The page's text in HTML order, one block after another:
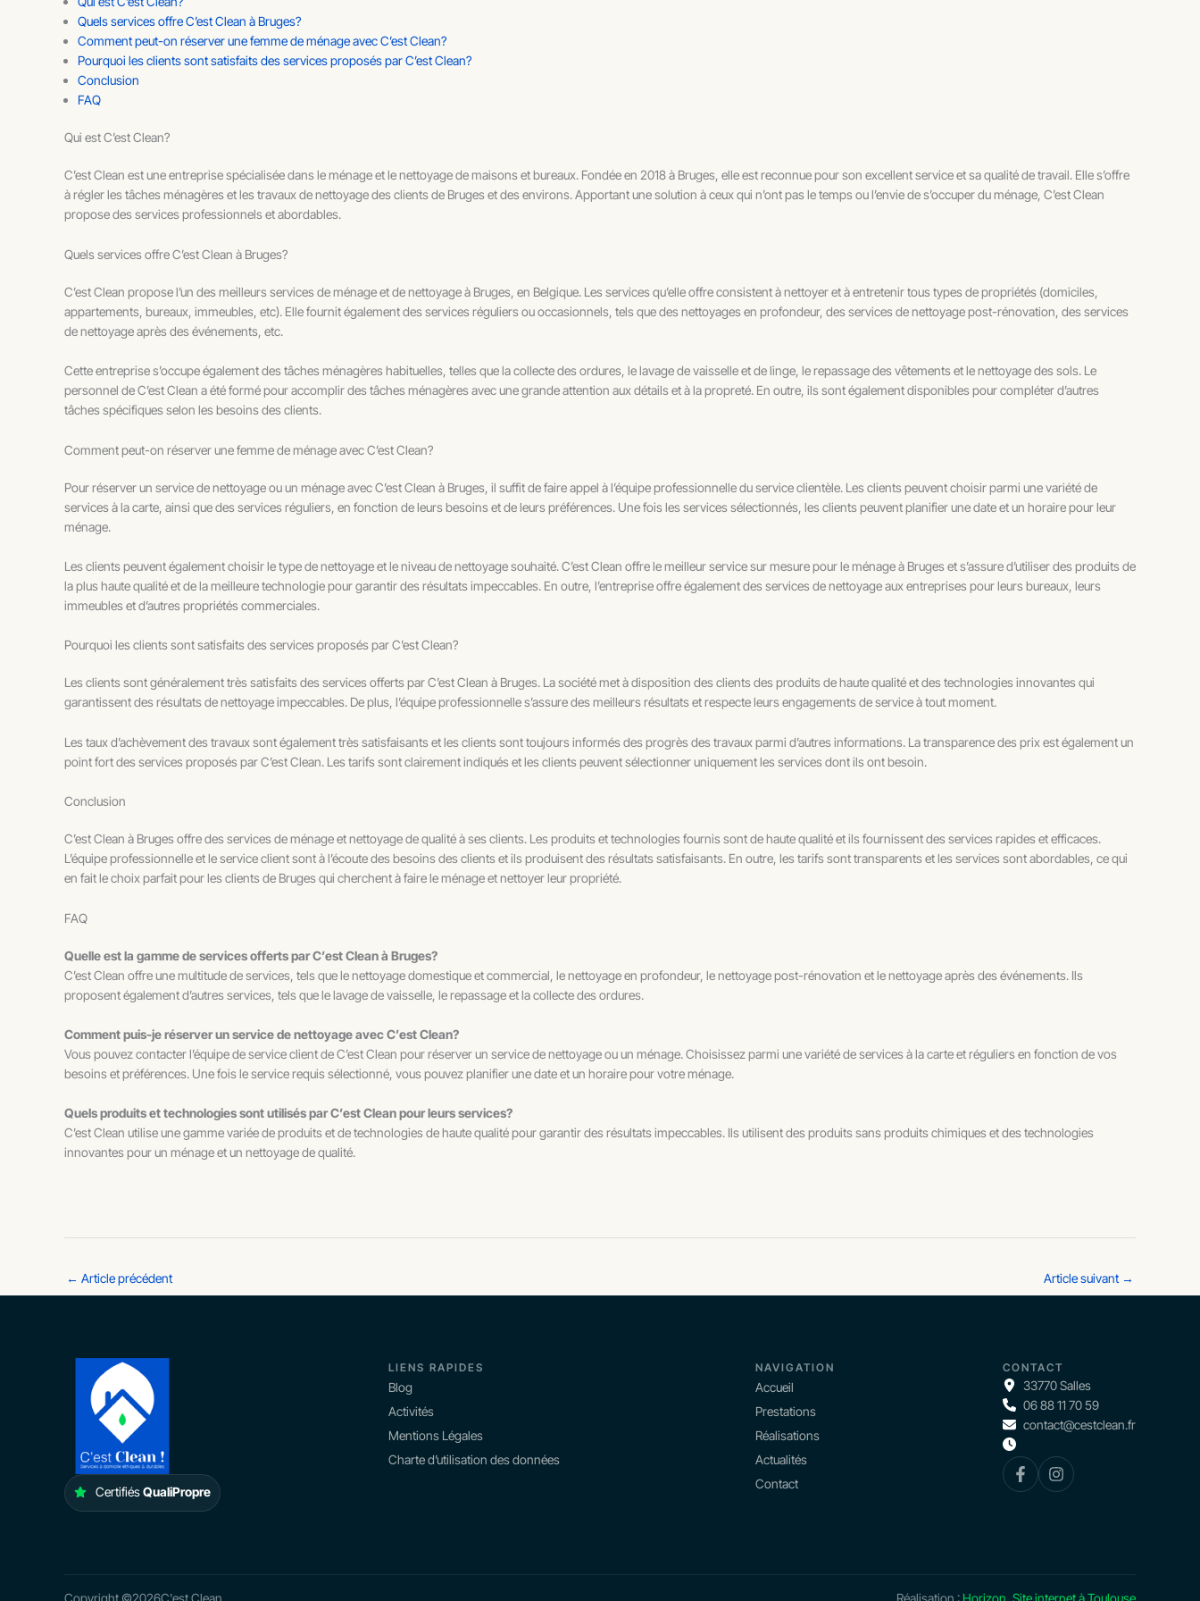
Quels services offre C’est Clean à Bruges?
Comment peut-on réserver une femme de ménage avec C’est Clean?
Pourquoi les clients sont satisfaits des services proposés par C’est Clean?
Conclusion
FAQ
Qui est C’est Clean?
C’est Clean est une entreprise spécialisée dans le ménage et le nettoyage de maisons et bureaux. Fondée en 2018 à Bruges, elle est reconnue pour son excellent service et sa qualité de travail. Elle s’offre
à régler les tâches ménagères et les travaux de nettoyage des clients de Bruges et des environs. Apportant une solution à ceux qui n’ont pas le temps ou l’envie de s’occuper du ménage, C’est Clean
propose des services professionnels et abordables.
Quels services offre C’est Clean à Bruges?
C’est Clean propose l’un des meilleurs services de ménage et de nettoyage à Bruges, en Belgique. Les services qu’elle offre consistent à nettoyer et à entretenir tous types de propriétés (domiciles,
appartements, bureaux, immeubles, etc). Elle fournit également des services réguliers ou occasionnels, tels que des nettoyages en profondeur, des services de nettoyage post-rénovation, des services
de nettoyage après des événements, etc.
Cette entreprise s’occupe également des tâches ménagères habituelles, telles que la collecte des ordures, le lavage de vaisselle et de linge, le repassage des vêtements et le nettoyage des sols. Le
personnel de C’est Clean a été formé pour accomplir des tâches ménagères avec une grande attention aux détails et à la propreté. En outre, ils sont également disponibles pour compléter d’autres
tâches spécifiques selon les besoins des clients.
Comment peut-on réserver une femme de ménage avec C’est Clean?
Pour réserver un service de nettoyage ou un ménage avec C’est Clean à Bruges, il suffit de faire appel à l’équipe professionnelle du service clientèle. Les clients peuvent choisir parmi une variété de
services à la carte, ainsi que des services réguliers, en fonction de leurs besoins et de leurs préférences. Une fois les services sélectionnés, les clients peuvent planifier une date et un horaire pour leur
ménage.
Les clients peuvent également choisir le type de nettoyage et le niveau de nettoyage souhaité. C’est Clean offre le meilleur service sur mesure pour le ménage à Bruges et s’assure d’utiliser des produits de
la plus haute qualité et de la meilleure technologie pour garantir des résultats impeccables. En outre, l’entreprise offre également des services de nettoyage aux entreprises pour leurs bureaux, leurs
immeubles et d’autres propriétés commerciales.
Pourquoi les clients sont satisfaits des services proposés par C’est Clean?
Les clients sont généralement très satisfaits des services offerts par C’est Clean à Bruges. La société met à disposition des clients des produits de haute qualité et des technologies innovantes qui
garantissent des résultats de nettoyage impeccables. De plus, l’équipe professionnelle s’assure des meilleurs résultats et respecte leurs engagements de service à tout moment.
Les taux d’achèvement des travaux sont également très satisfaisants et les clients sont toujours informés des progrès des travaux parmi d’autres informations. La transparence des prix est également un
point fort des services proposés par C’est Clean. Les tarifs sont clairement indiqués et les clients peuvent sélectionner uniquement les services dont ils ont besoin.
Conclusion
C’est Clean à Bruges offre des services de ménage et nettoyage de qualité à ses clients. Les produits et technologies fournis sont de haute qualité et ils fournissent des services rapides et efficaces.
L’équipe professionnelle et le service client sont à l’écoute des besoins des clients et ils produisent des résultats satisfaisants. En outre, les tarifs sont transparents et les services sont abordables, ce qui
en fait le choix parfait pour les clients de Bruges qui cherchent à faire le ménage et nettoyer leur propriété.
FAQ
Quelle est la gamme de services offerts par C’est Clean à Bruges?
C’est Clean offre une multitude de services, tels que le nettoyage domestique et commercial, le nettoyage en profondeur, le nettoyage post-rénovation et le nettoyage après des événements. Ils
proposent également d’autres services, tels que le lavage de vaisselle, le repassage et la collecte des ordures.
Comment puis-je réserver un service de nettoyage avec C’est Clean?
Vous pouvez contacter l’équipe de service client de C’est Clean pour réserver un service de nettoyage ou un ménage. Choisissez parmi une variété de services à la carte et réguliers en fonction de vos
besoins et préférences. Une fois le service requis sélectionné, vous pouvez planifier une date et un horaire pour votre ménage.
Quels produits et technologies sont utilisés par C’est Clean pour leurs services?
C’est Clean utilise une gamme variée de produits et de technologies de haute qualité pour garantir des résultats impeccables. Ils utilisent des produits sans produits chimiques et des technologies
innovantes pour un ménage et un nettoyage de qualité.
← Article précédent Article suivant →
CertifiésQualiPropre
LIENS RAPIDES
Blog
Activités
Mentions Légales
Charte d’utilisation des données
NAVIGATION
Accueil
Prestations
Réalisations
Actualités
Contact
CONTACT
33770 Salles
06 88 11 70 59
contact@cestclean.fr